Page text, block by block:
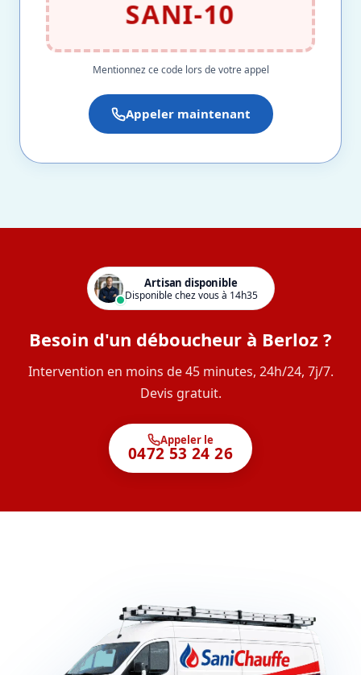
SANI-10
Mentionnez ce code lors de votre appel
Appeler maintenant
Artisan disponible
Disponible chez vous à 14h35
Besoin d'un déboucheur à Berloz ?
Intervention en moins de 45 minutes, 24h/24, 7j/7.
Devis gratuit.
Appeler le
0472 53 24 26